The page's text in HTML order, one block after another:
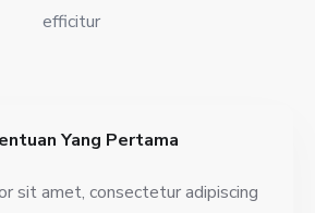
efficitur
Yang Pertama
sit amet, consectetur adipiscing